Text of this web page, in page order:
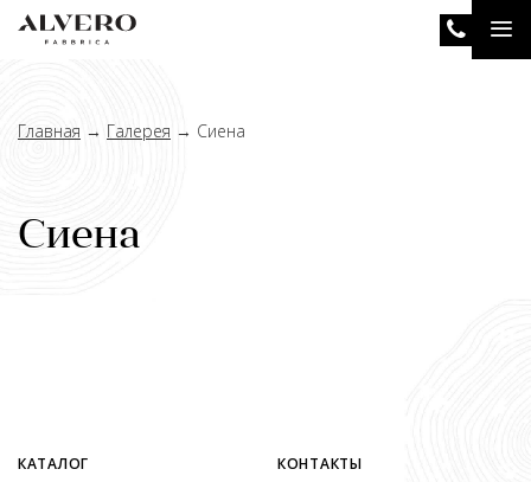
Перейти
Главная → Галерея → Сиена
Сиена
КАТАЛОГ
КОНТАКТЫ